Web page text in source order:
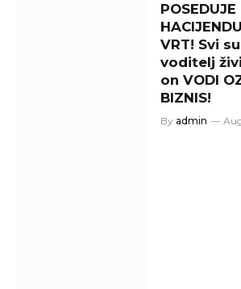
VRT! Svi
voditelj
on VODI
BIZNIS!
By admin